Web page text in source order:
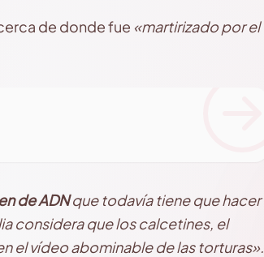
de donde fue «martirizado por el
de ADNque todavía tiene que hacer
considera que los calcetines, el
el vídeo abominable de las torturas».